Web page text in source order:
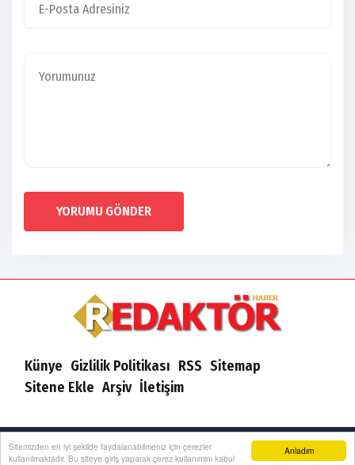
Anladım
Sitemizden en iyi şekilde faydalanabilmeniz için çerezler
kullanılmaktadır. Bu siteye giriş yaparak çerez kullanımını kabul
YORUMU GÖNDER
Künye Gizlilik Politikası RSS Sitemap
Sitene Ekle Arşiv İletişim
Redaktör Haber 2022 | Yazılım: Onemsoft